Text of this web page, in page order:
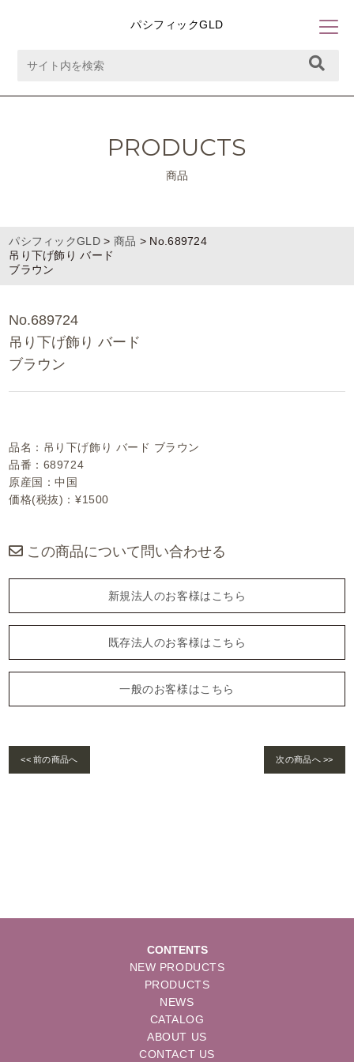
パシフィックGLD
PRODUCTS
商品
パシフィックGLD> 商品 > No.689724
吊り下げ飾り バード
ブラウン
No.689724
吊り下げ飾り バード
ブラウン
品名：吊り下げ飾り バード ブラウン
品番：689724
原産国：中国
価格(税抜)：¥1500
この商品について問い合わせる
新規法人のお客様はこちら
既存法人のお客様はこちら
一般のお客様はこちら
<< 前の商品へ 次の商品へ >>
CONTENTS
NEW PRODUCTS
PRODUCTS
NEWS
CATALOG
ABOUT US
CONTACT US